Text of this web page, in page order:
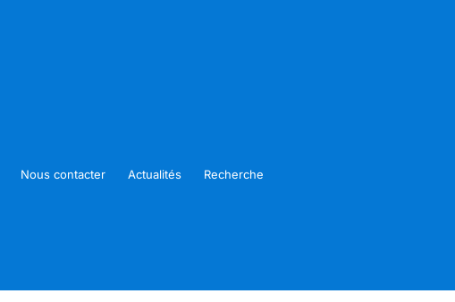
Nous contacter Actualités Recherche